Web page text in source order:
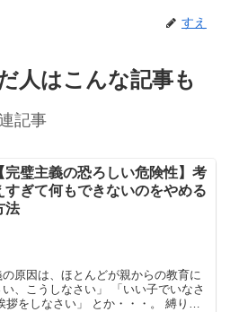
すえ
人はこんな記事も
記事
完璧主義の恐ろしい危険性】考
すぎて何もできないのをやめる
法
原因は、ほとんどが親からの教育に
、こうしなさい」 「いい子でいなさ
拶をしなさい」 とか・・・。 縛り付